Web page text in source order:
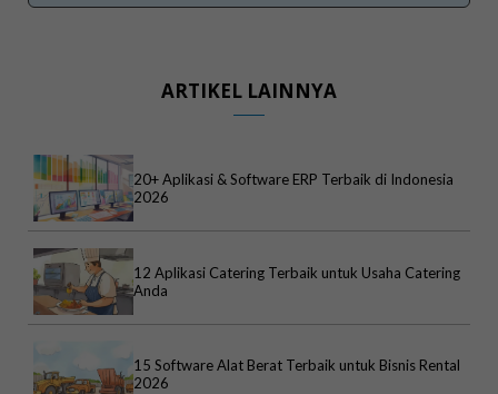
ARTIKEL LAINNYA
20+ Aplikasi & Software ERP Terbaik di Indonesia
2026
12 Aplikasi Catering Terbaik untuk Usaha Catering
Anda
15 Software Alat Berat Terbaik untuk Bisnis Rental
2026